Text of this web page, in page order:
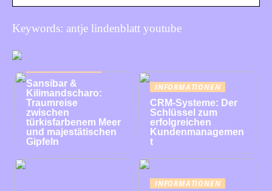
Keywords: antje lindenblatt youtube
Sansibar &
Kilimandscharo:
Traumreise
zwischen
türkisfarbenem Meer
und majestätischen
Gipfeln
INFORMATIONEN
CRM-Systeme: Der
Schlüssel zum
erfolgreichen
Kundenmanagemen
t
INFORMATIONEN